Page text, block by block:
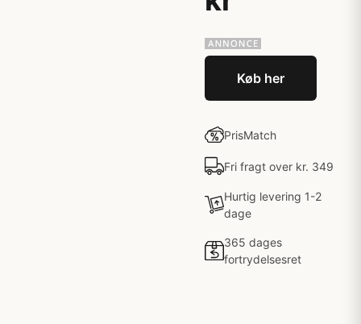
Køb her
PrisMatch
Fri fragt over kr. 349
Hurtig levering 1-2
dage
365 dages
fortrydelsesret